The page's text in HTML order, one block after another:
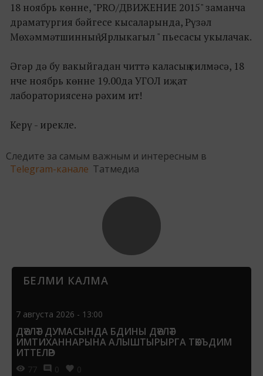
18 ноябрь көнне, "PRO/ДВИЖЕНИЕ 2015" заманча
драматургия бәйгесе кысаларында, Рүзәл
Мөхәммәтшинның "Ярлыкагыл " пьесасы укылачак.
Әгәр дә бу вакыйгадан читтә каласың килмәсә, 18
нче ноябрь көнне 19.00да УГОЛ иҗат
лабораториясенә рәхим ит!
Керү - ирекле.
Следите за самым важным и интересным в
Telegram-канале Татмедиа
БЕЛМИ КАЛМА
7 августа 2026 - 13:00
ДӘҮЛӘТ ДУМАСЫНДА БДИНЫ ДӘҮЛӘТ
ИМТИХАННАРЫНА АЛЫШТЫРЫРГА ТӘКЪДИМ
ИТТЕЛӘР
77 0 0